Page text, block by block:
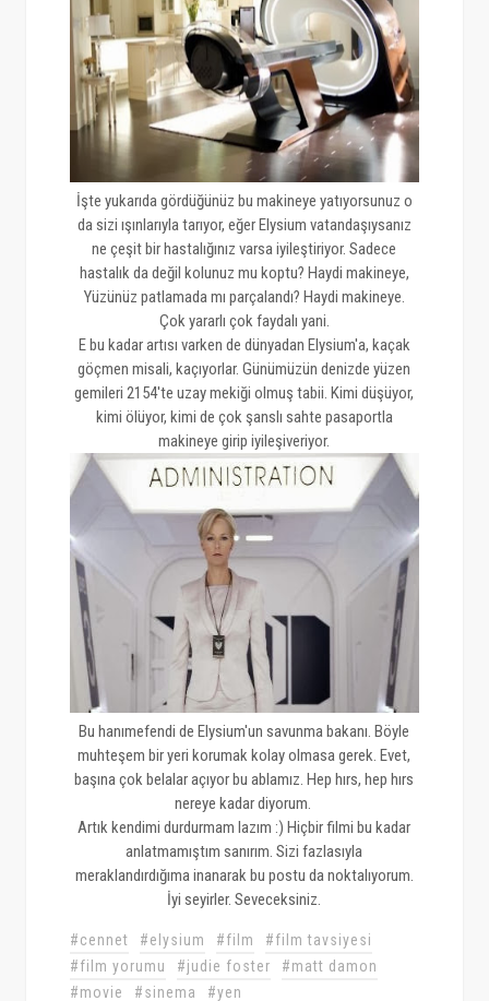
İşte yukarıda gördüğünüz bu makineye yatıyorsunuz o
da sizi ışınlarıyla tarıyor, eğer Elysium vatandaşıysanız
ne çeşit bir hastalığınız varsa iyileştiriyor. Sadece
hastalık da değil kolunuz mu koptu? Haydi makineye,
Yüzünüz patlamada mı parçalandı? Haydi makineye.
Çok yararlı çok faydalı yani.
E bu kadar artısı varken de dünyadan Elysium'a, kaçak
göçmen misali, kaçıyorlar. Günümüzün denizde yüzen
gemileri 2154'te uzay mekiği olmuş tabii. Kimi düşüyor,
kimi ölüyor, kimi de çok şanslı sahte pasaportla
makineye girip iyileşiveriyor.
Bu hanımefendi de Elysium'un savunma bakanı. Böyle
muhteşem bir yeri korumak kolay olmasa gerek. Evet,
başına çok belalar açıyor bu ablamız. Hep hırs, hep hırs
nereye kadar diyorum.
Artık kendimi durdurmam lazım :) Hiçbir filmi bu kadar
anlatmamıştım sanırım. Sizi fazlasıyla
meraklandırdığıma inanarak bu postu da noktalıyorum.
İyi seyirler. Seveceksiniz.
#cennet #elysium #film
#film tavsiyesi
#film yorumu
#judie foster
#matt damon
#movie
#sinema #yen